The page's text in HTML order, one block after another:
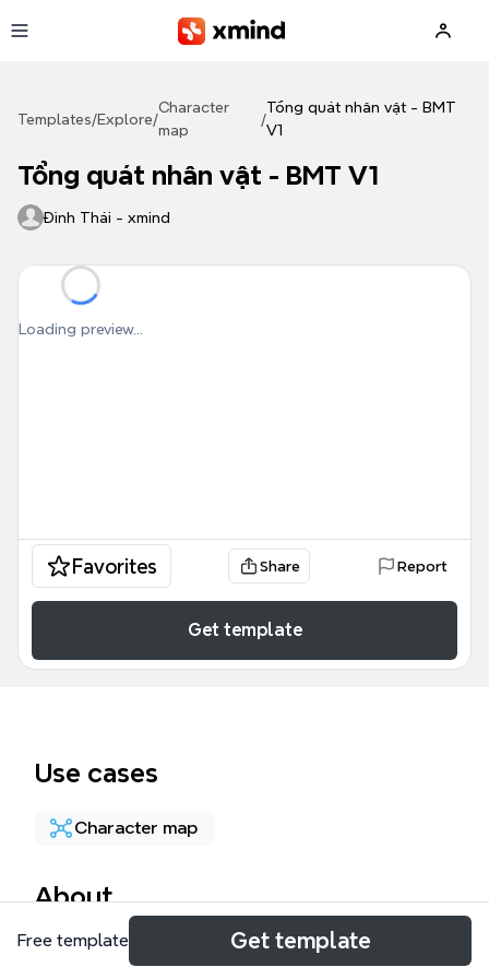
Templates/Explore/
Character
map
/
Tổng quát nhân vật - BMT
V1
Tổng quát nhân vật - BMT V1
Đình Thái - xmind
Loading preview...
Favorites Share Report
Get template
Use cases
Character map
About
The Character Overview - BMT V1 mind map
Free template Get template